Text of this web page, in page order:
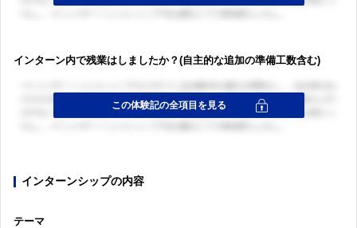
インターン内で残業はしましたか？(自主的な追加の準備工数含む)
インターンシップの内容
テーマ